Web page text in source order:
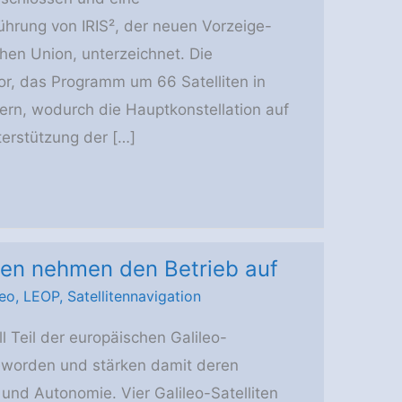
von IRIS², der neuen Vorzeige-
Union, unterzeichnet. Die
das Programm um 66 Satelliten in
wodurch die Hauptkonstellation auf
der […]
nehmen den Betrieb auf
, LEOP, Satellitennavigation
Teil der europäischen Galileo-
und stärken damit deren
Autonomie. Vier Galileo-Satelliten